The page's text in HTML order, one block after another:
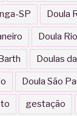
SP Doula
Doula
Doulas
Doula São
gestação